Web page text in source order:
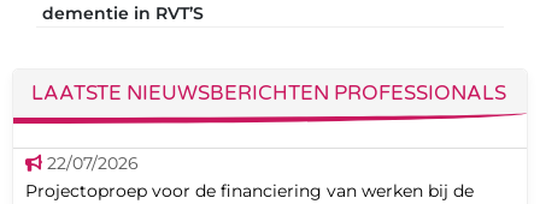
dementie in RVT’S
LAATSTE NIEUWSBERICHTEN PROFESSIONALS
22/07/2026
Projectoproep voor de financiering van werken bij de